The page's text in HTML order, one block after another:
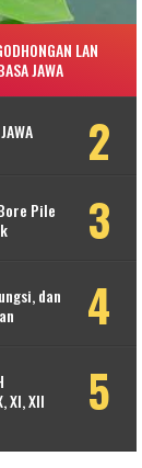
LAN
JAWA
Pile
dan
XI, XII